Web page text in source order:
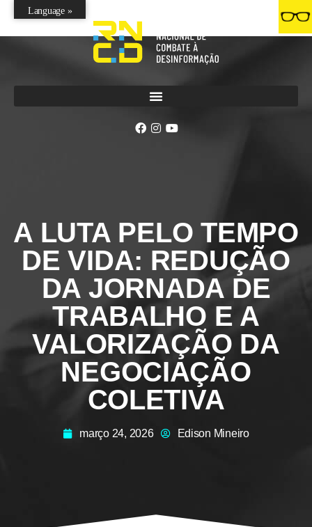
A LUTA PELO TEMPO
DE VIDA: REDUÇÃO
DA JORNADA DE
TRABALHO E A
VALORIZAÇÃO DA
NEGOCIAÇÃO
COLETIVA
março 24, 2026 Edison Mineiro
Language »